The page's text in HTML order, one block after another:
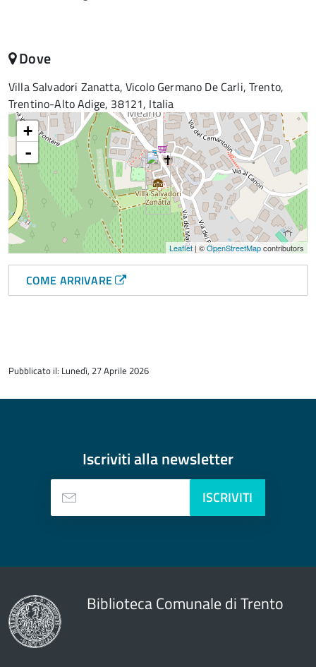
Dove
Villa Salvadori Zanatta, Vicolo Germano De Carli, Trento,
Trentino-Alto Adige, 38121, Italia
+
-
Leaflet | ©OpenStreetMapcontributors
COME ARRIVARE
del
Pubblicato il: Lunedì, 27 Aprile 2026
Iscriviti allanewsletter
ISCRIVITI
Biblioteca Comunale di Trento